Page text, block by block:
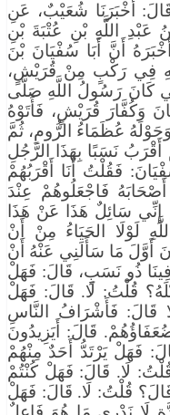
قَالَ: أَخْبَرَنَا شُعَيْبٌ، عَنِ
عَبْدِ اللَّهِ بْنِ عُتْبَةَ بْنِ
أَنَّ أَبَا سُفْيَانَ بْنَ
فِي رَكْبٍ مِنْ قُرَيْشٍ،
كَانَ رَسُولُ اللَّهِ صَلَّى
وَكُفَّارَ قُرَيْشٍ، فَأَتَوْهُ
عُظَمَاءُ الرُّومِ، ثُمَّ
أَقْرَبُ نَسَبًا بِهَذَا الرَّجُلِ
فَقُلْتُ أَنَا أَقْرَبُهُمْ
فَاجْعَلُوهُمْ عِنْدَ
سَائِلٌ هَذَا عَنْ هَذَا
لَوْلَا الحَيَاءُ مِنْ أَنْ
أَوَّلَ مَا سَأَلَنِي عَنْهُ أَنْ
ذُو نَسَبٍ، قَالَ: فَهَلْ
قُلْتُ: لَا. قَالَ: فَهَلْ
قَالَ: فَأَشْرَافُ النَّاسِ
قَالَ: أَيَزِيدُونَ
فَهَلْ يَرْتَدُّ أَحَدٌ مِنْهُمْ
لَا. قَالَ: فَهَلْ كُنْتُمْ
قُلْتُ: لَا. قَالَ: فَهَلْ